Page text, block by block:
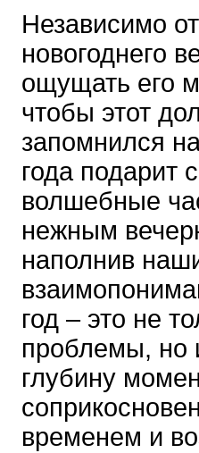
Независимо
новогоднего
ощущать его
чтобы этот
запомнился
года подарит
волшебные
нежным
наполнив
год – это не
проблемы, но
глубину
временем и